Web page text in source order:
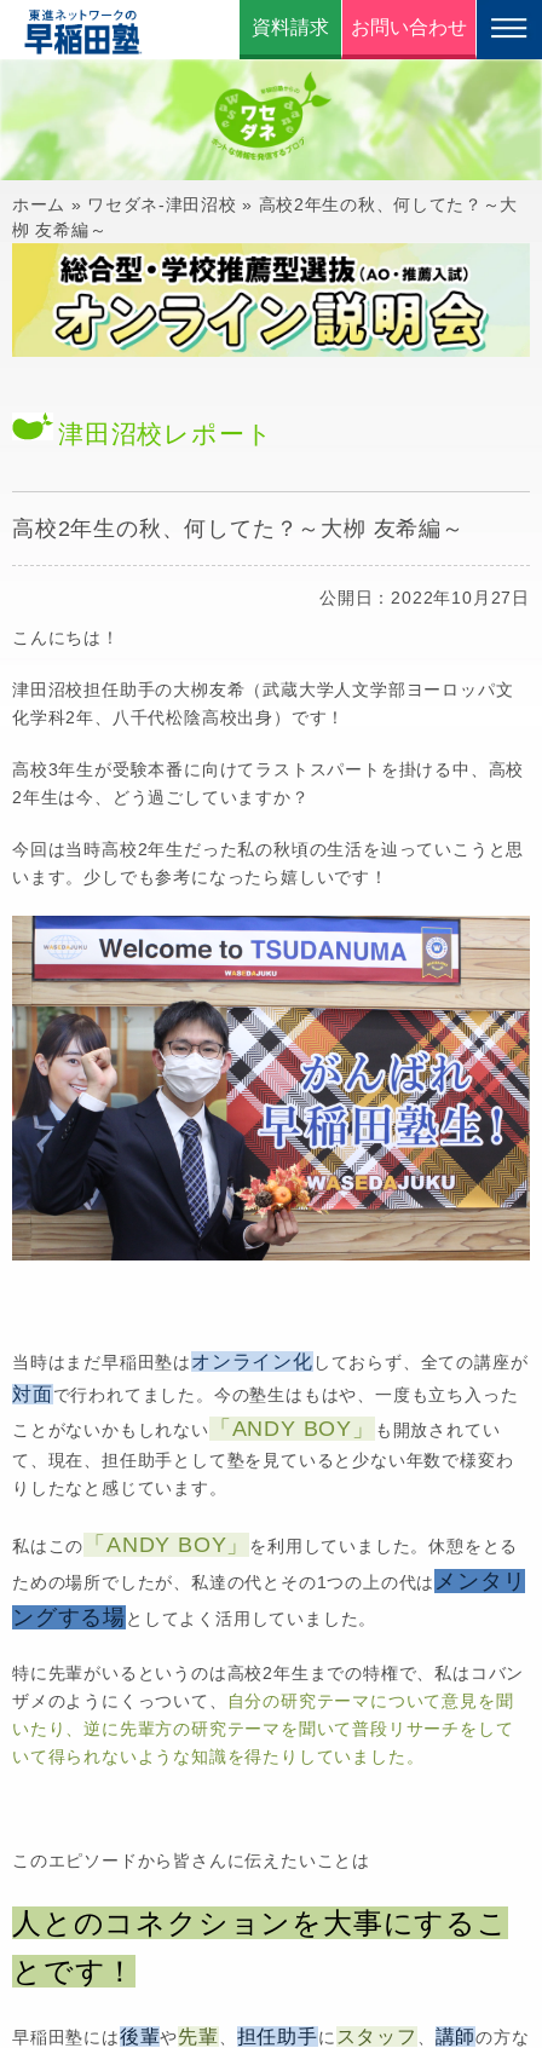
資料請求 お問い合わせ
ホーム » ワセダネ-津田沼校 » 高校2年生の秋、何してた？～大
栁 友希編～
津田沼校 レポート
高校2年生の秋、何してた？～大栁 友希編～
公開日：2022年10月27日
こんにちは！
津田沼校担任助手の大栁友希（武蔵大学人文学部ヨーロッパ文
化学科2年、八千代松陰高校出身）です！
高校3年生が受験本番に向けてラストスパートを掛ける中、高校
2年生は今、どう過ごしていますか？
今回は当時高校2年生だった私の秋頃の生活を辿っていこうと思
います。少しでも参考になったら嬉しいです！
当時はまだ早稲田塾はオンライン化 しておらず、全ての講座が
対面で行われてました。今の塾生はもはや、一度も立ち入った
ことがないかもしれない
「ANDY BOY」
も開放されてい
て、現在、担任助手として塾を見ていると少ない年数で様変わ
りしたなと感じています。
私はこの 「ANDY BOY」
を利用していました。休憩をとる
ための場所でしたが、私達の代とその1つの上の代は メンタリ
ングする場 としてよく活用していました。
特に先輩がいるというのは高校2年生までの特権で、私はコバン
ザメのようにくっついて、
自分の研究テーマについて意見を聞
いたり、逆に先輩方の研究テーマを聞いて普段リサーチをして
いて得られないような知識を得たりしていました。
このエピソードから皆さんに伝えたいことは
人とのコネクションを大事にするこ
とです！
早稲田塾には後輩や先輩 担任助手に スタッフ 講師の方な